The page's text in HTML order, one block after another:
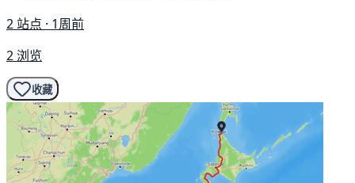
2 站点 · 1周前
2 浏览
收藏